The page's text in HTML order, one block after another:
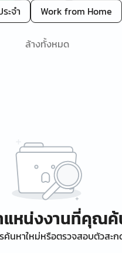
ะจำ
Work from Home
ล้างทั้งหมด
แหน่งงานที่คุณค้
ค้นหาใหม่หรือตรวจสอบตัวสะ